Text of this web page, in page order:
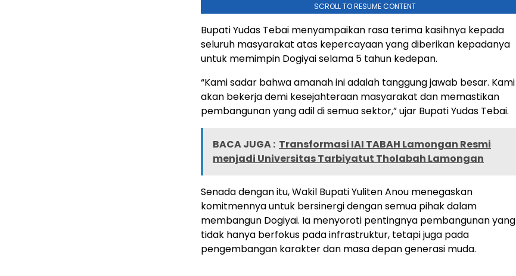
SCROLL TO RESUME CONTENT
Bupati Yudas Tebai menyampaikan rasa terima kasihnya kepada
seluruh masyarakat atas kepercayaan yang diberikan kepadanya
untuk memimpin Dogiyai selama 5 tahun kedepan.
“Kami sadar bahwa amanah ini adalah tanggung jawab besar. Kami
akan bekerja demi kesejahteraan masyarakat dan memastikan
pembangunan yang adil di semua sektor,” ujar Bupati Yudas Tebai.
BACA JUGA : Transformasi IAI TABAH Lamongan Resmi
menjadi Universitas Tarbiyatut Tholabah Lamongan
Senada dengan itu, Wakil Bupati Yuliten Anou menegaskan
komitmennya untuk bersinergi dengan semua pihak dalam
membangun Dogiyai. Ia menyoroti pentingnya pembangunan yang
tidak hanya berfokus pada infrastruktur, tetapi juga pada
pengembangan karakter dan masa depan generasi muda.